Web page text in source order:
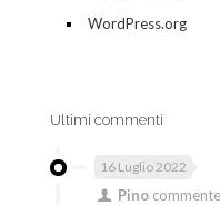
WordPress.org
Ultimi commenti
16 Luglio 2022
Pino